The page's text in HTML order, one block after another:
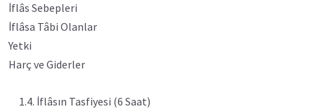
İflâs Sebepleri
İflâsa Tâbi Olanlar
Yetki
Harç ve Giderler
1.4. İflâsın Tasfiyesi (6 Saat)